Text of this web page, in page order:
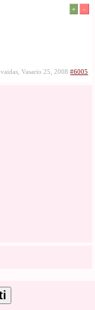
+ -
vaidas, Vasario 25, 2008#6005